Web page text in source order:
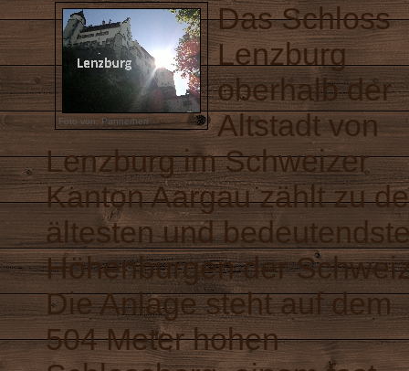
Foto von: Pannerherr
Das Schloss
Lenzburg
oberhalb der
Altstadt von
Lenzburg im Schweizer
Kanton Aargau zählt zu
ältesten und
Höhenburgen der
Die Anlage steht auf dem
504 Meter hohen